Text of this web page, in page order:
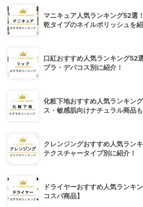
マニキュア人気ランキング52選
乾タイプのネイルポリッシュを紹
口紅おすすめ人気ランキング52
プラ・デパコス別に紹介！
化粧下地おすすめ人気ランキン
ス・敏感肌向けナチュラル商品も
クレンジングおすすめ人気ラン
テクスチャータイプ別に紹介！
ドライヤーおすすめ人気ランキ
コスパ商品】